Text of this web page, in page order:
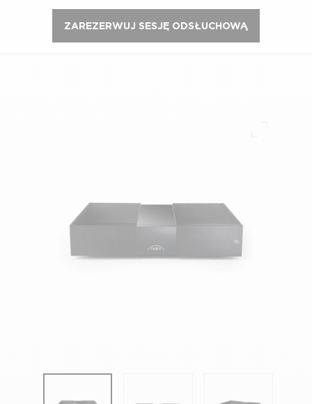
ZAREZERWUJ SESJĘ ODSŁUCHOWĄ